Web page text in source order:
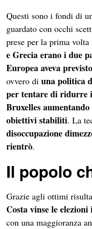
Questi sono i fondi di
guardato con occhi
prese per la prima
e Grecia erano i due
Europea aveva
ovvero diuna politica
per tentare di ridurre
Bruxelles
obiettivi stabiliti. La
disoccupazione
rientrò.
Il popolo
Grazie agli ottimi
Costa vinse le
con una maggioranza